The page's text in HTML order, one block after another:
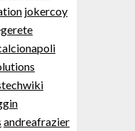
jokercoy
andreafrazier